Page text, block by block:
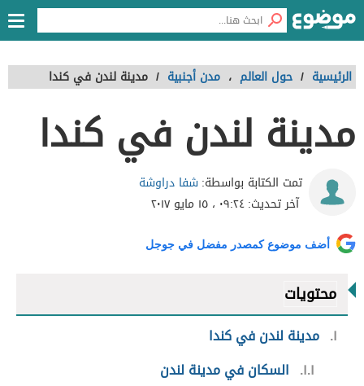
الرئيسية / حول العالم ، مدن أجنبية / مدينة لندن في كندا
مدينة لندن في كندا
تمت الكتابة بواسطة:شفا دراوشة
آخر تحديث:٠٩:٢٤ ، ١٥ مايو ٢٠١٧
أضف موضوع كمصدر مفضل في جوجل
محتويات
١ مدينة لندن في كندا
١.١
السكان في مدينة لندن